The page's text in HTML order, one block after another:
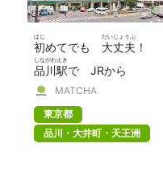
初
はじ
めてでも 大丈夫
だいじょうぶ
！
品川駅
しながわえき
で JRから
京急線・新幹線
乗
の
り換
か
える
MATCHA
東京都
品川・大井町・天王洲